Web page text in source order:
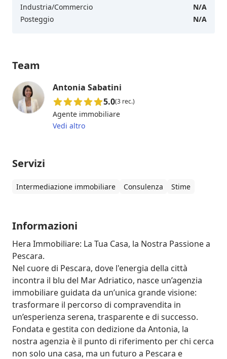
Industria/Commercio
N/A
Posteggio
N/A
Team
Antonia Sabatini
5.0(3 rec.)
Agente immobiliare
Vedi altro
Servizi
Intermediazione immobiliare Consulenza Stime
Informazioni
Hera Immobiliare: La Tua Casa, la Nostra Passione a
Pescara.
Nel cuore di Pescara, dove l'energia della città
incontra il blu del Mar Adriatico, nasce un’agenzia
immobiliare guidata da un’unica grande visione:
trasformare il percorso di compravendita in
un’esperienza serena, trasparente e di successo.
Fondata e gestita con dedizione da Antonia, la
nostra agenzia è il punto di riferimento per chi cerca
non solo una casa, ma un futuro a Pescara e